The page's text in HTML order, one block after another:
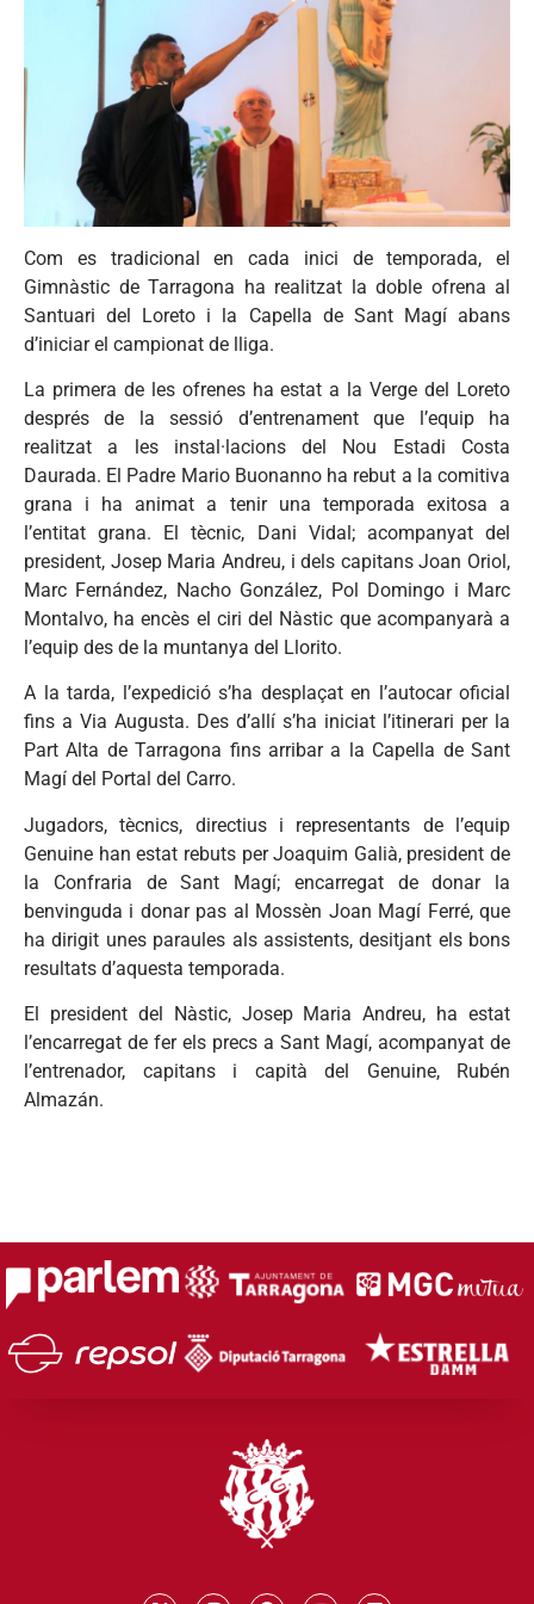
Com es tradicional en cada inici de temporada, el
Gimnàstic de Tarragona ha realitzat la doble ofrena al
Santuari del Loreto i la Capella de Sant Magí abans
d’iniciar el campionat de lliga.
La primera de les ofrenes ha estat a la Verge del Loreto
després de la sessió d’entrenament que l’equip ha
realitzat a les instal·lacions del Nou Estadi Costa
Daurada. El Padre Mario Buonanno ha rebut a la comitiva
grana i ha animat a tenir una temporada exitosa a
l’entitat grana. El tècnic, Dani Vidal; acompanyat del
president, Josep Maria Andreu, i dels capitans Joan Oriol,
Marc Fernández, Nacho González, Pol Domingo i Marc
Montalvo, ha encès el ciri del Nàstic que acompanyarà a
l’equip des de la muntanya del Llorito.
A la tarda, l’expedició s’ha desplaçat en l’autocar oficial
fins a Via Augusta. Des d’allí s’ha iniciat l’itinerari per la
Part Alta de Tarragona fins arribar a la Capella de Sant
Magí del Portal del Carro.
Jugadors, tècnics, directius i representants de l’equip
Genuine han estat rebuts per Joaquim Galià, president de
la Confraria de Sant Magí; encarregat de donar la
benvinguda i donar pas al Mossèn Joan Magí Ferré, que
ha dirigit unes paraules als assistents, desitjant els bons
resultats d’aquesta temporada.
El president del Nàstic, Josep Maria Andreu, ha estat
l’encarregat de fer els precs a Sant Magí, acompanyat de
l’entrenador, capitans i capità del Genuine, Rubén
Almazán.